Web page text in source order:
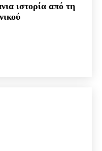
ιστορία από τη